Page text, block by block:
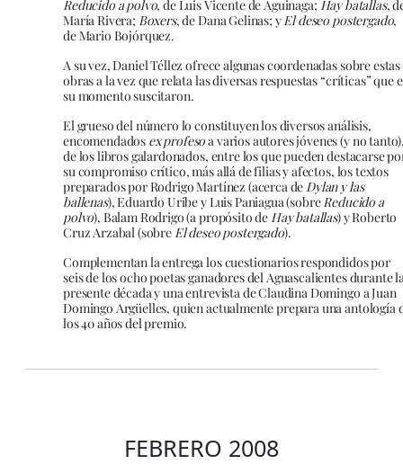
Reducido a polvo, de Luis Vicente de Aguinaga; Hay batallas,
María Rivera; Boxers, de Dana Gelinas; yEl deseo postergado,
de Mario Bojórquez.
A su vez, Daniel Téllez ofrece algunas coordenadas sobre estas
obras a la vez que relata las diversas respuestas “críticas” que
su momento suscitaron.
El grueso del número lo constituyen los diversos análisis,
encomendados ex profesoa varios autores jóvenes (y no
de los libros galardonados, entre los que pueden destacarse
su compromiso crítico, más allá de filias y afectos, los textos
preparados por Rodrigo Martínez (acerca deDylan y las
ballenas), Eduardo Uribe y Luis Paniagua (sobreReducido a
polvo), Balam Rodrigo (a propósito deHay batallas) y Roberto
Cruz Arzabal (sobreEl deseo postergado).
Complementan la entrega los cuestionarios respondidos por
seis de los ocho poetas ganadores del Aguascalientes durante
presente década y una entrevista de Claudina Domingo a Juan
Domingo Argüelles, quien actualmente prepara una antología
los 40 años del premio.
FEBRERO 2008